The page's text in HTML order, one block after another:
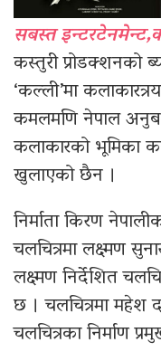
सबस्त
कस्तुरी प्रोडक्शनको
‘कल्ली’मा
कमलमणि नेपाल
कलाकारको भूमिका
खुलाएको छैन ।
निर्माता किरण
चलचित्रमा लक्ष्मण
लक्ष्मण निर्देशित
छ । चलचित्रमा महेश
चलचित्रका निर्माण